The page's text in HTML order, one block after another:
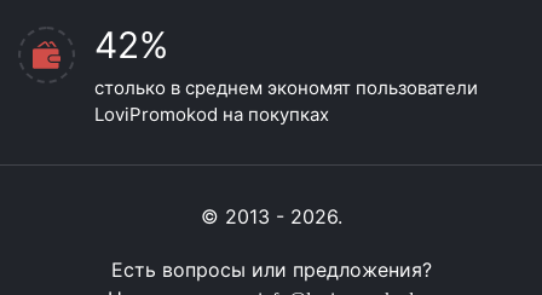
42%
столько в среднем экономят пользователи
LoviPromokod на покупках
© 2013 - 2026.
Есть вопросы или предложения?